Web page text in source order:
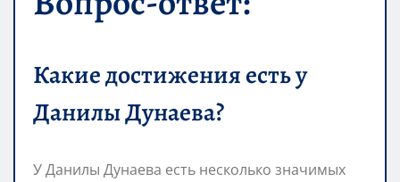
Какие достижения есть у
Данилы Дунаева?
У Данилы Дунаева есть несколько значимых